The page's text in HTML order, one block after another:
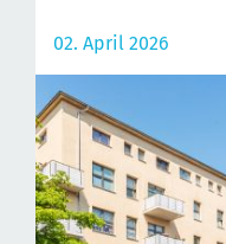
02. April 2026